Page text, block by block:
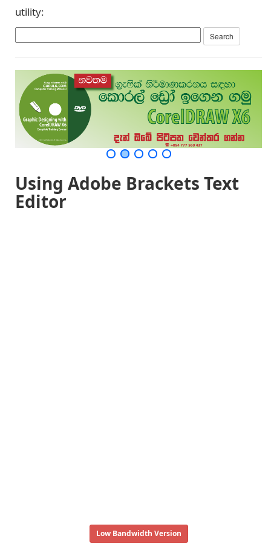
utility:
Using Adobe Brackets Text
Editor
Low Bandwidth Version